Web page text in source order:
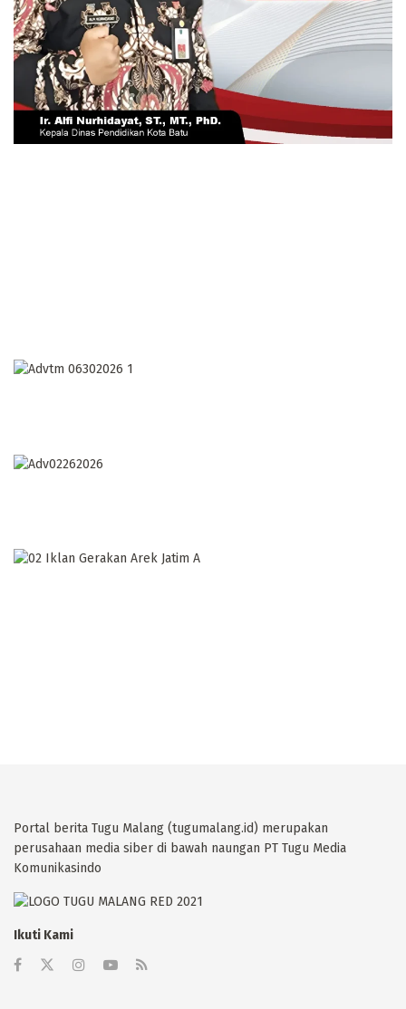
Portal berita Tugu Malang (tugumalang.id) merupakan
perusahaan media siber di bawah naungan PT Tugu Media
Komunikasindo
Ikuti Kami